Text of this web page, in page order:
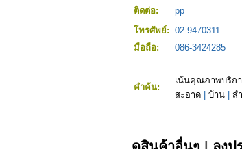
ติดต่อ:
pp
โทรศัพย์: 02-9470311
มือถือ:
086-3424285
คำค้น:
เน้นคุณภาพบริก
สะอาด
บ้าน ส